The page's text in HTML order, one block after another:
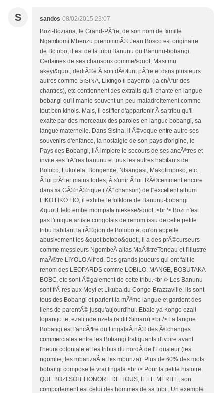
S sandos 08/02/2015 23:07
Bozi-Boziana, le Grand-PÃ¨re, de son nom de famille
Ngambomi Mbenzu prenommÃ© Jean Bosco est originaire
de Bolobo, il est de la tribu Banunu ou Banunu-bobangi.
Certaines de ses chansons comme&quot; Masumu
akeyi&quot; dediÃ©e Ã son dÃ©funt pÃ¨re et dans plusieurs
autres comme SISINA, Likingo li bayembi (la chÅ“ur des
chantres), etc contiennent des extraits qu'il chante en langue
bobangi qu'il manie souvent un peu maladroitement comme
tout bon kinois. Mais, il est fier d'appartenir Ã sa tribu qu'il
exalte par des morceaux des paroles en langue bobangi, sa
langue maternelle. Dans Sisina, il Ã©voque entre autre ses
souvenirs d'enfance, la nostalgie de son pays d'origine, le
Pays des Bobangi, ilÂ implore le secours de ses ancÃªtres et
invite ses frÃ¨res banunu et tous les autres habitants de
Bolobo, Lukolela, Bongende, Ntsangasi, Makotimpoko, etc...
Ã lui prÃªter mains fortes, Ã s'unir Ã lui. RÃ©cemment encore
dans sa GÃ©nÃ©rique (7Ã¨ chanson) de l''excellent album
FIKO FIKO FIO, il exhibe le folklore de Banunu-bobangi
&quot;Elelo embe mompala niekese&quot;.<br /> Bozi n'est
pas l'unique artiste congolais de renom issu de cette petite
tribu habitant la rÃ©gion de Bolobo et qu'on appelle
abusivement les &quot;bolobo&quot;, il a des prÃ©curseurs
comme messieurs NgombeÂ alias MaÃ®treTorreau et l'illustre
maÃ®tre LIYOLO Alfred. Des grands joueurs qui ont fait le
renom des LEOPARDS comme LOBILO, MANGE, BOBUTAKA
BOBO, etc sont Ã©galement de cette tribu.<br /> Les Banunu
sont frÃ¨res aux Moyi et Likuba du Congo-Brazzaville, ils sont
tous des Bobangi et parlent la mÃªme langue et gardent des
liens de parentÃ© jusqu'aujourd'hui. Ebale ya Kongo ezali
lopango te, ezali nde nzela (a dit Simaro).<br /> La langue
Bobangi est l'ancÃªtre du LingalaÂ nÃ© des Ã©changes
commerciales entre les Bobangi trafiquants d'ivoire avant
l'heure coloniale et les tribus du nordÂ de l'Equateur (les
ngombe, les mbanzaÂ et les mbunza). Plus de 60% des mots
bobangi compose le vrai lingala.<br /> Pour la petite histoire.
QUE BOZI SOIT HONORE DE TOUS, IL LE MERITE, son
comportement est celui des hommes de sa tribu. Un exemple